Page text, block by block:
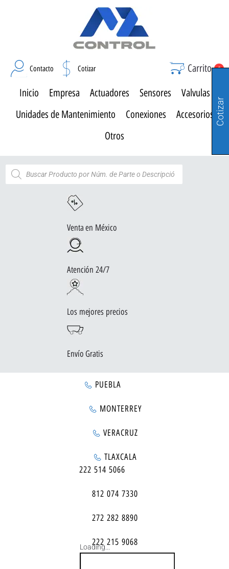
Contacto Cotizar Carrito 0
Inicio Empresa Actuadores Sensores
Valvulas
Unidades de Mantenimiento
Conexiones
Accesorios
Otros
Venta en México
Atención 24/7
Los mejores precios
Envío Gratis
PUEBLA
MONTERREY
VERACRUZ
TLAXCALA
222 514 5066
812 074 7330
272 282 8890
222 215 9068
Loading...
Cotizar